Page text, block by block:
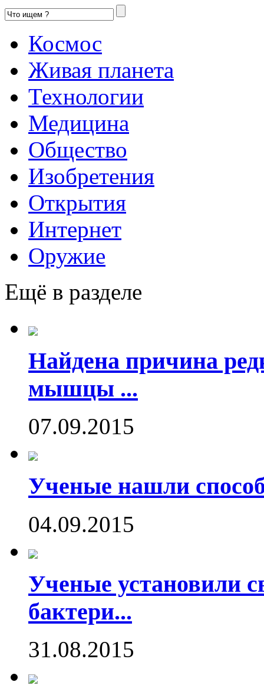
Космос
Живая планета
Технологии
Медицина
Общество
Изобретения
Открытия
Интернет
Оружие
Ещё в разделе
Найдена причина
мышцы ...
07.09.2015
Ученые нашли
04.09.2015
Ученые установили
бактери...
31.08.2015